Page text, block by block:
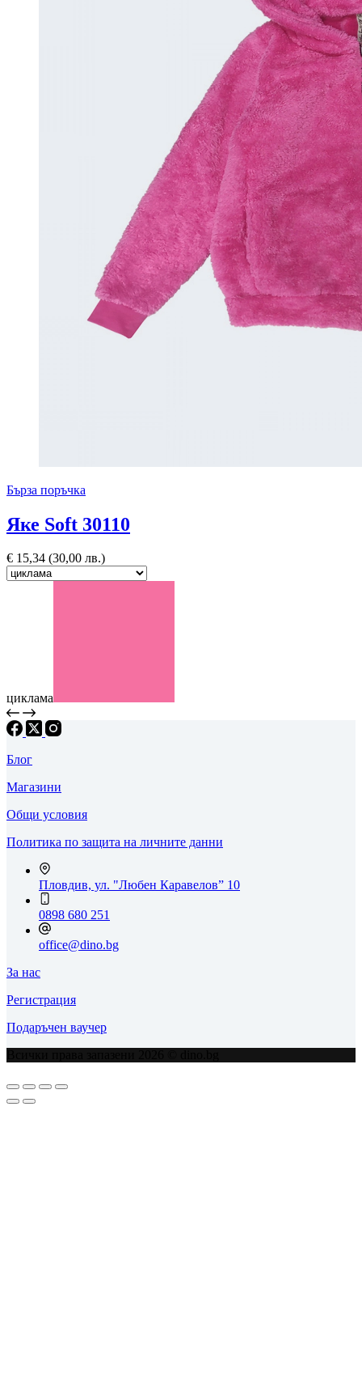
Бърза поръчка
Яке Soft 30110
€ 15,34 (30,00 лв.)
циклама
Блог
Магазини
Общи условия
Политика по защита на личните данни
Пловдив, ул. "Любен Каравелов” 10
0898 680 251
office@dino.bg
За нас
Регистрация
Подаръчен ваучер